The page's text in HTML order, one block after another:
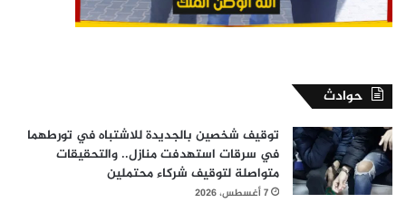
حوادث
توقيف شخصين بالجديدة للاشتباه في تورطهما
في سرقات استهدفت منازل.. والتحقيقات
متواصلة لتوقيف شركاء محتملين
7 أغسطس، 2026